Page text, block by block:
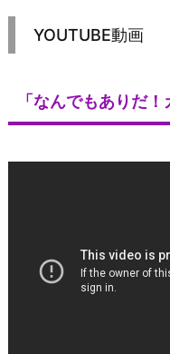
YOUTUBE動画
「なんでもありだ